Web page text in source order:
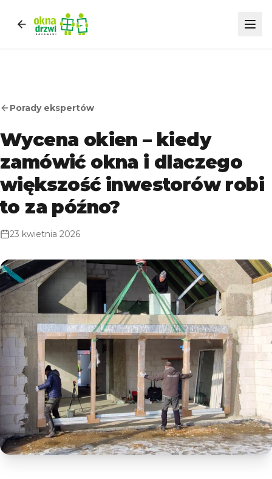
Porady ekspertów
Wycena okien – kiedy
zamówić okna i dlaczego
większość inwestorów robi
to za późno?
23 kwietnia 2026